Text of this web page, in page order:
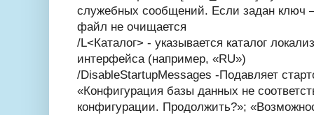
служебных сообщений. Если задан ключ
файл не очищается
/L<Каталог> - указывается каталог
интерфейса (например, «RU»)
/DisableStartupMessages -Подавляет
«Конфигурация базы данных не
конфигурации. Продолжить?»;